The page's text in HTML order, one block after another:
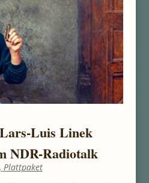
Luis Linek
NDR-Radiotalk
Plattpaket